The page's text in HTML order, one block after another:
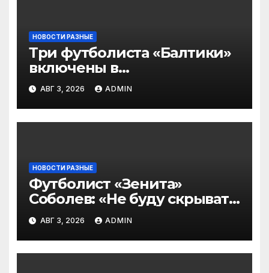
НОВОСТИ РАЗНЫЕ
Три футболиста «Балтики»
включены в
символическую сборную
2‑го тура РПЛ по версии
подписчиков МАТЧ
ПРЕМЬЕР
АВГ 3, 2026 ADMIN
НОВОСТИ РАЗНЫЕ
Футболист «Зенита»
Соболев: «Не буду скрывать
— в Оренбурге всегда
тяжело играть»
АВГ 3, 2026 ADMIN